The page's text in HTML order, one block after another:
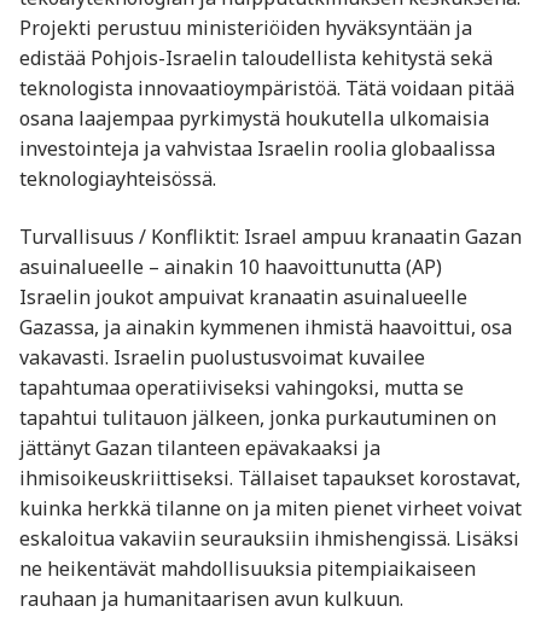
Projekti perustuu ministeriöiden hyväksyntään ja
edistää Pohjois-Israelin taloudellista kehitystä sekä
teknologista innovaatioympäristöä. Tätä voidaan pitää
osana laajempaa pyrkimystä houkutella ulkomaisia
investointeja ja vahvistaa Israelin roolia globaalissa
teknologiayhteisössä.
Turvallisuus / Konfliktit: Israel ampuu kranaatin Gazan
asuinalueelle – ainakin 10 haavoittunutta (AP)
Israelin joukot ampuivat kranaatin asuinalueelle
Gazassa, ja ainakin kymmenen ihmistä haavoittui, osa
vakavasti. Israelin puolustusvoimat kuvailee
tapahtumaa operatiiviseksi vahingoksi, mutta se
tapahtui tulitauon jälkeen, jonka purkautuminen on
jättänyt Gazan tilanteen epävakaaksi ja
ihmisoikeuskriittiseksi. Tällaiset tapaukset korostavat,
kuinka herkkä tilanne on ja miten pienet virheet voivat
eskaloitua vakaviin seurauksiin ihmishengissä. Lisäksi
ne heikentävät mahdollisuuksia pitempiaikaiseen
rauhaan ja humanitaarisen avun kulkuun.